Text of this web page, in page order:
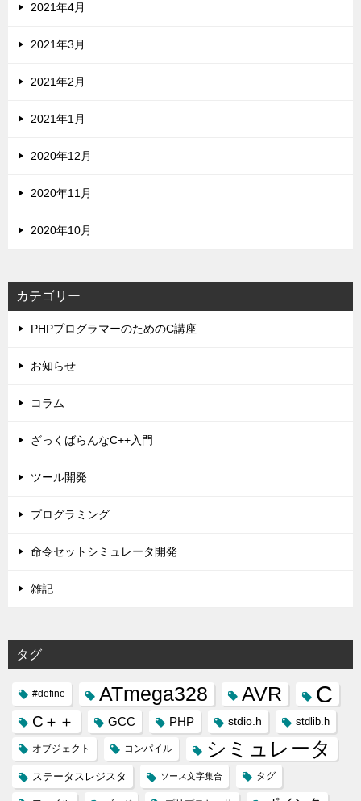
2021年4月
2021年3月
2021年2月
2021年1月
2020年12月
2020年11月
2020年10月
カテゴリー
PHPプログラマーのためのC講座
お知らせ
コラム
ざっくばらんなC++入門
ツール開発
プログラミング
命令セットシミュレータ開発
雑記
タグ
#define ATmega328 AVR C
C＋＋ GCC PHP stdio.h stdlib.h
オブジェクト コンパイル シミュレータ
ステータスレジスタ ソース文字集合 タグ